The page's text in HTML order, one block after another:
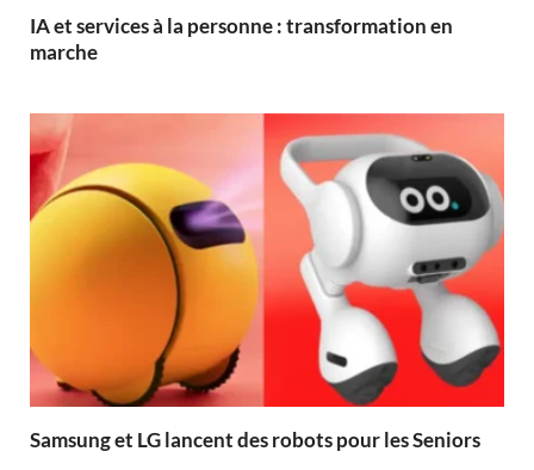
IA et services à la personne : transformation en
marche
Samsung et LG lancent des robots pour les Seniors